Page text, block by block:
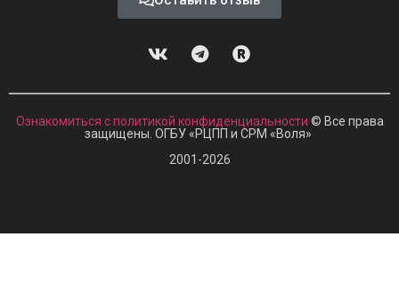
Ознакомиться с политикой конфиденциальности © Все права
защищены. ОГБУ «РЦПП и СРМ «Воля»
2001-2026